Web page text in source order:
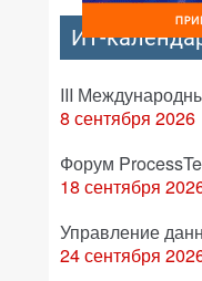
ИТ-
III
8 сентября 2026
Форум
18 сентября
Управление
24 сентября